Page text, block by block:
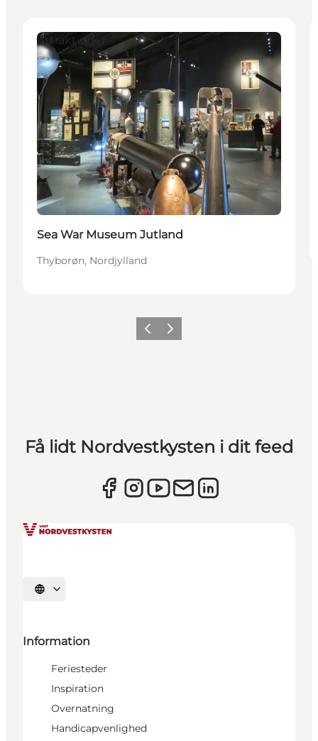
Attraktioner
Sea War Museum Jutland
Thyborøn, Nordjylland
ForrigeNæste
Få lidt Nordvestkysten i dit feed
Vælg sprog
Information
Feriesteder
Inspiration
Overnatning
Handicapvenlighed